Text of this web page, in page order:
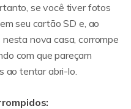
se você tiver fotos
seu cartão SD e, ao
nova casa, corrompe
com que pareçam
ao tentar abri-lo.